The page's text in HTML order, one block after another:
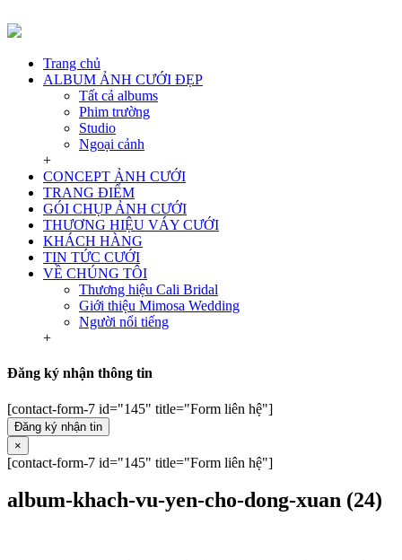
Trang chủ
ALBUM ẢNH CƯỚI ĐẸP
Tất cả albums
Phim trường
Studio
Ngoại cảnh
+
CONCEPT ẢNH CƯỚI
TRANG ĐIỂM
GÓI CHỤP ẢNH CƯỚI
THƯƠNG HIỆU VÁY CƯỚI
KHÁCH HÀNG
TIN TỨC CƯỚI
VỀ CHÚNG TÔI
Thương hiệu Cali Bridal
Giới thiệu Mimosa Wedding
Người nổi tiếng
+
Đăng ký nhận thông tin
[contact-form-7 id="145" title="Form liên hệ"]
Đăng ký nhận tin
×
[contact-form-7 id="145" title="Form liên hệ"]
album-khach-vu-yen-cho-dong-xuan (24)